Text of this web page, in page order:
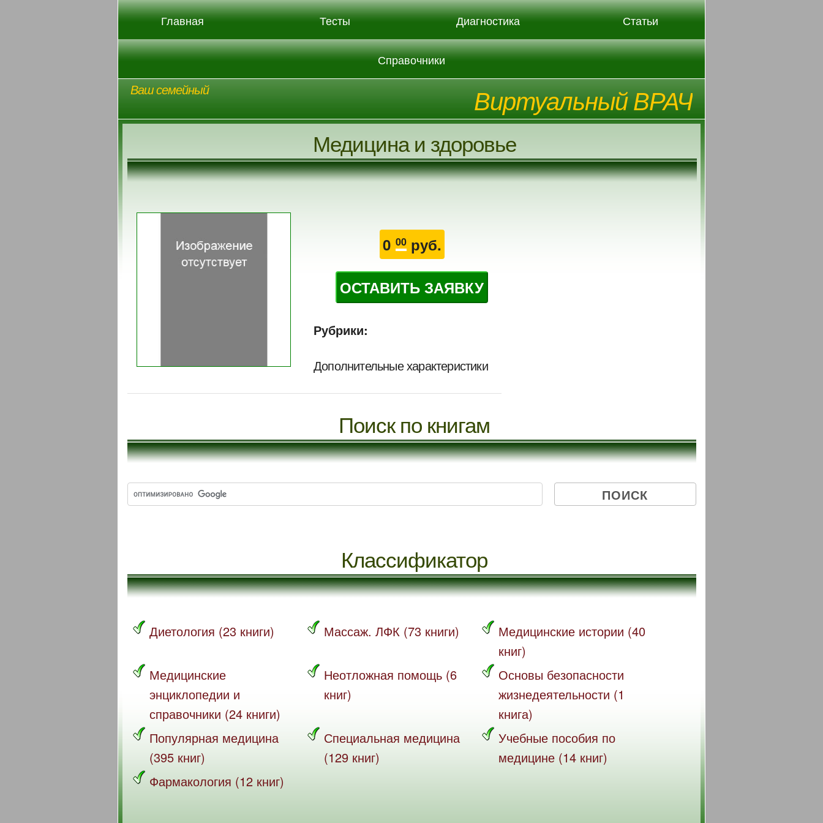
Главная Тесты Диагностика Статьи
Справочники
Ваш семейный Виртуальный ВРАЧ
Медицина и здоровье
0 00руб.
ОСТАВИТЬ ЗАЯВКУ
Рубрики:
Дополнительные характеристики
Поиск по книгам
Классификатор
Диетология (23 книги) Массаж. ЛФК (73 книги)
Медицинские истории (40
книг)
Медицинские
энциклопедии и
справочники (24 книги)
Неотложная помощь (6
книг)
Основы безопасности
жизнедеятельности (1
книга)
Популярная медицина
(395 книг)
Специальная медицина
(129 книг)
Учебные пособия по
медицине (14 книг)
Фармакология (12 книг)